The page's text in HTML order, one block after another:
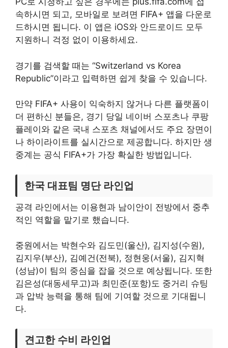
속하시면 되고, 모바일로 보려면 FIFA+ 앱을 다운로
드하시면 됩니다. 이 앱은 iOS와 안드로이드 모두
지원하니 걱정 없이 이용하세요.
경기를 검색할 때는 “Switzerland vs Korea
Republic”이라고 입력하면 쉽게 찾을 수 있습니다.
만약 FIFA+ 사용이 익숙하지 않거나 다른 플랫폼이
더 편하신 분들은, 경기 당일 네이버 스포츠나 쿠팡
플레이와 같은 국내 스포츠 채널에서도 주요 장면이
나 하이라이트를 실시간으로 제공합니다. 하지만 생
중계는 공식 FIFA+가 가장 확실한 방법입니다.
한국 대표팀 명단 라인업
공격 라인에서는 이용현과 남이안이 전방에서 중추
적인 역할을 맡기로 했습니다.
중원에서는 박현수와 김도민(울산), 김지성(수원),
김지우(부산), 김예건(전북), 정현웅(서울), 김지혁
(성남)이 팀의 중심을 잡을 것으로 예상됩니다. 또한
김은성(대동세무고)과 최민준(포항)도 중거리 슈팅
과 압박 능력을 통해 팀에 기여할 것으로 기대됩니
다.
견고한 수비 라인업